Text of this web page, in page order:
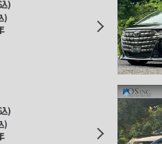
)
)
)
)